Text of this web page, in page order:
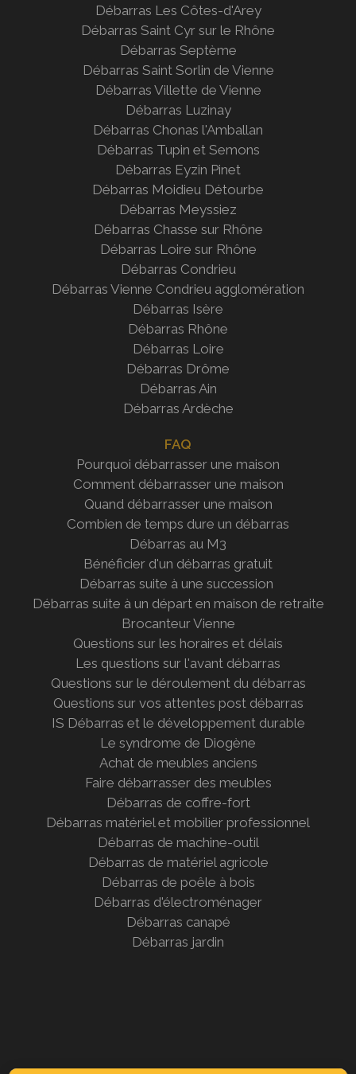
Débarras Les Côtes-d'Arey
Débarras Saint Cyr sur le Rhône
Débarras Septème
Débarras Saint Sorlin de Vienne
Débarras Villette de Vienne
Débarras Luzinay
Débarras Chonas l'Amballan
Débarras Tupin et Semons
Débarras Eyzin Pinet
Débarras Moidieu Détourbe
Débarras Meyssiez
Débarras Chasse sur Rhône
Débarras Loire sur Rhône
Débarras Condrieu
Débarras Vienne Condrieu agglomération
Débarras Isère
Débarras Rhône
Débarras Loire
Débarras Drôme
Débarras Ain
Débarras Ardèche
FAQ
Pourquoi débarrasser une maison
Comment débarrasser une maison
Quand débarrasser une maison
Combien de temps dure un débarras
Débarras au M3
Bénéficier d'un débarras gratuit
Débarras suite à une succession
Débarras suite à un départ en maison de retraite
Brocanteur Vienne
Questions sur les horaires et délais
Les questions sur l'avant débarras
Questions sur le déroulement du débarras
Questions sur vos attentes post débarras
IS Débarras et le développement durable
Le syndrome de Diogène
Achat de meubles anciens
Faire débarrasser des meubles
Débarras de coffre-fort
Débarras matériel et mobilier professionnel
Débarras de machine-outil
Débarras de matériel agricole
Débarras de poêle à bois
Débarras d'électroménager
Débarras canapé
Débarras jardin